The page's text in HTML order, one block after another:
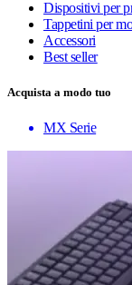
Dispositivi per
Tappetini per
Accessori
Best seller
Acquista a modo tuo
MX Serie